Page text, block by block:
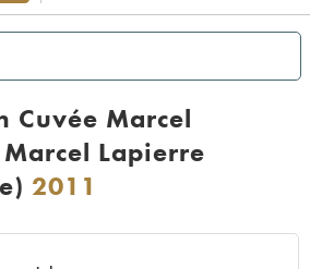
Cuvée Marcel
Lapierre
2011